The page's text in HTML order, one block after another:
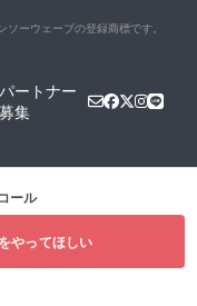
ソーウェーブの登録商標です。
パートナー
募集
ール
やってほしい